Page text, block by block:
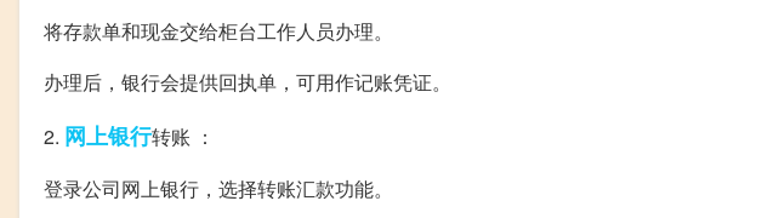
将存款单和现金交给柜台工作人员办理。
办理后，银行会提供回执单，可用作记账凭证。
2. 网上银行转账 ：
登录公司网上银行，选择转账汇款功能。